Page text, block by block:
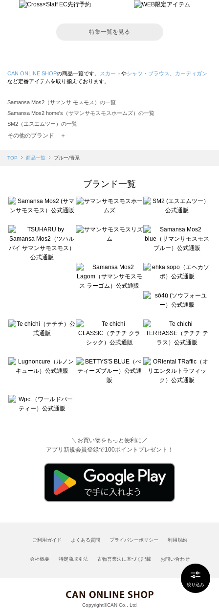
絞り込み
特集一覧を見る
CAN ONLINE SHOPの商品一覧です。 スカート やシャツ・ブラウス
カーディガン
など定番アイテムを取り揃えております。
Samansa Mos2（サマンサ モスモス）の一覧
Samansa Mos2 home's（サマンサモスモスホームズ）の一覧
SM2（エスエムツー）の一覧
TSUHARU by Samansa Mos2（ツハルバイサマンサモスモス）の一覧
Samansa Mos2 blue（サマンサモスモス ブルー）の一覧
Te chichi（テチチ）の一覧
Te chichi CLASSIC（テチチ クラシック）の一覧
Lugnoncure（ルノンキュール）の一覧
BETTY'S BLUE（べティーズブルー）の一覧
Wpc.（ワールドパーティー）の一覧
その他のブランド ＋
TOP 商品一覧 ブルー/青系
ブランド一覧
＼お買い物をもっと便利に／
アプリ新規会員登録で100ポイントプレゼント！
ご利用ガイド よくある質問 プライバシーポリシー 利用規約
会社概要 特定商取引法 古物営業法に基づく記載 お問い合わせ
Copyright©CAN Co., Ltd